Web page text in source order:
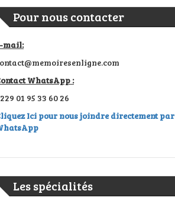
Pour nous contacter
mail:
WhatsApp :
01 95 33 60 26
Ici pour nous joindre directement par
Les spécialités